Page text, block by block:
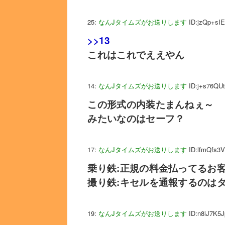
25:なんJタイムズがお送りします
>>13
これはこれでええやん
14:なんJタイムズがお送りします
この形式の内装たまんねぇ～
みたいなのはセーフ？
17:なんJタイムズがお送りします
乗り鉄:正規の料金払ってるお
撮り鉄:キセルを通報するのは
19:なんJタイムズがお送りします